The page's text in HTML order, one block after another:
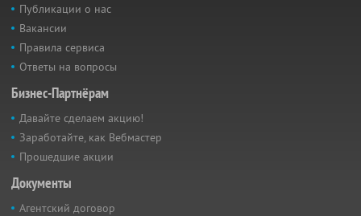
Публикации о нас
Вакансии
Правила сервиса
Ответы на вопросы
Бизнес-Партнёрам
Давайте сделаем акцию!
Заработайте, как Вебмастер
Прошедшие акции
Документы
Агентский договор